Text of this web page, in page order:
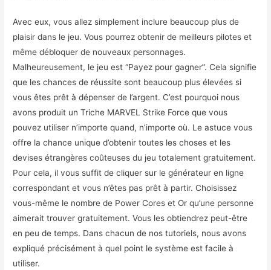
Avec eux, vous allez simplement inclure beaucoup plus de
plaisir dans le jeu. Vous pourrez obtenir de meilleurs pilotes et
même débloquer de nouveaux personnages.
Malheureusement, le jeu est “Payez pour gagner”. Cela signifie
que les chances de réussite sont beaucoup plus élevées si
vous êtes prêt à dépenser de l’argent. C’est pourquoi nous
avons produit un Triche MARVEL Strike Force que vous
pouvez utiliser n’importe quand, n’importe où. Le astuce vous
offre la chance unique d’obtenir toutes les choses et les
devises étrangères coûteuses du jeu totalement gratuitement.
Pour cela, il vous suffit de cliquer sur le générateur en ligne
correspondant et vous n’êtes pas prêt à partir. Choisissez
vous-même le nombre de Power Cores et Or qu’une personne
aimerait trouver gratuitement. Vous les obtiendrez peut-être
en peu de temps. Dans chacun de nos tutoriels, nous avons
expliqué précisément à quel point le système est facile à
utiliser.